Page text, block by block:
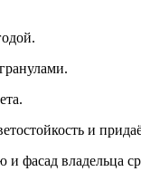
и
фасад владельца